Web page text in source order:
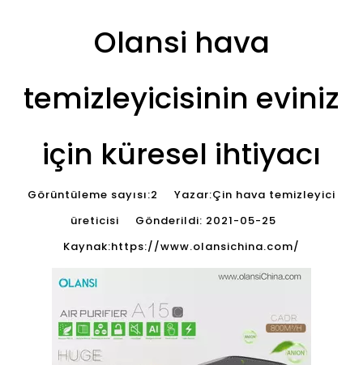
Olansi hava
temizleyicisinin eviniz
için küresel ihtiyacı
Görüntüleme sayısı:2
Yazar:Çin hava temizleyici
üreticisi Gönderildi: 2021-05-25
Kaynak:https://www.olansichina.com/